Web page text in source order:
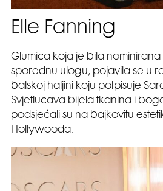
Elle Fanning
Glumica koja je bila
sporednu ulogu, pojavila se u
balskoj haljini koju potpisuje
Svjetlucava bijela tkanina i
podsjećali su na bajkovitu
Hollywooda.